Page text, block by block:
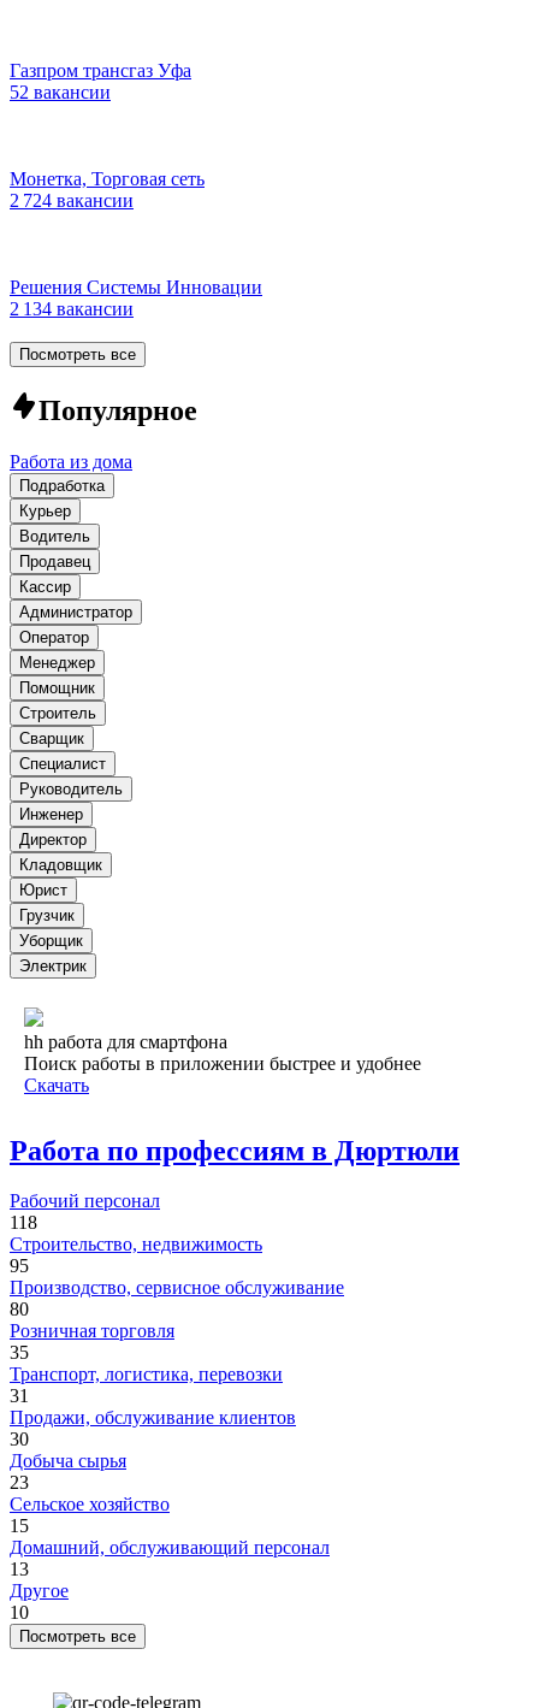
Газпром трансгаз Уфа
52 вакансии
Монетка, Торговая сеть
2 724 вакансии
Решения Системы Инновации
2 134 вакансии
Посмотреть все
Популярное
Работа из дома
Подработка
Курьер
Водитель
Продавец
Кассир
Администратор
Оператор
Менеджер
Помощник
Строитель
Сварщик
Специалист
Руководитель
Инженер
Директор
Кладовщик
Юрист
Грузчик
Уборщик
Электрик
hh работа для смартфона
Поиск работы в приложении быстрее и удобнее
Скачать
Работа по профессиям в Дюртюли
Рабочий персонал
118
Строительство, недвижимость
95
Производство, сервисное обслуживание
80
Розничная торговля
35
Транспорт, логистика, перевозки
31
Продажи, обслуживание клиентов
30
Добыча сырья
23
Сельское хозяйство
15
Домашний, обслуживающий персонал
13
Другое
10
Посмотреть все